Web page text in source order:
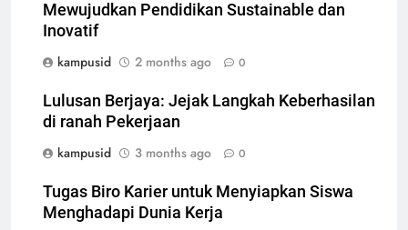
Mewujudkan Pendidikan Sustainable dan
Inovatif
kampusid
2 months ago 0
Lulusan Berjaya: Jejak Langkah Keberhasilan
di ranah Pekerjaan
kampusid
3 months ago 0
Tugas Biro Karier untuk Menyiapkan Siswa
Menghadapi Dunia Kerja